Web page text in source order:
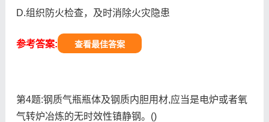
D.组织防火检查，及时消除火灾隐患
参考答案: 查看最佳答案
第4题:钢质气瓶瓶体及钢质内胆用材,应当是电炉或者氧
气转炉冶炼的无时效性镇静钢。()